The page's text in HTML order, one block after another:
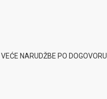
NARUDŽBE PO DOGOVORU.